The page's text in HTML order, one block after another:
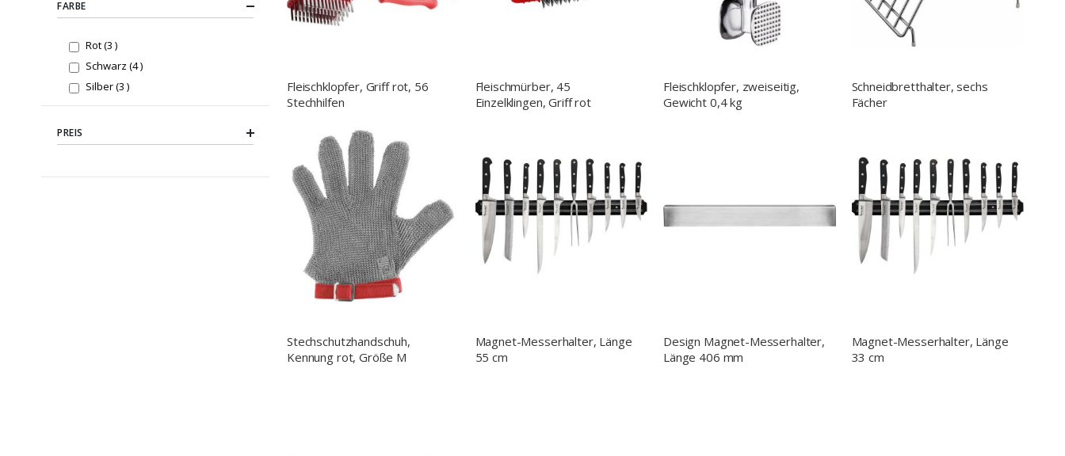
Fleischklopfer, Griff rot, 56
Stechhilfen
Fleischmürber, 45
Einzelklingen, Griff rot
Fleischklopfer, zweiseitig,
Gewicht 0,4 kg
Schneidbretthalter, sechs
Fächer
Stechschutzhandschuh,
Kennung rot, Größe M
Magnet-Messerhalter, Länge
55 cm
Design Magnet-Messerhalter,
Länge 406 mm
Magnet-Messerhalter, Länge
33 cm
FARBE
Rot 3 items
Schwarz 4items
Silber 3 items
PREIS